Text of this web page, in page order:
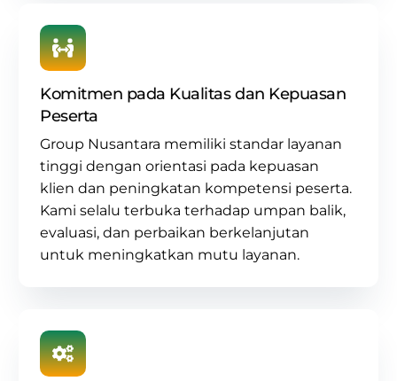
Komitmen pada Kualitas dan Kepuasan
Peserta
Group Nusantara memiliki standar layanan
tinggi dengan orientasi pada kepuasan
klien dan peningkatan kompetensi peserta.
Kami selalu terbuka terhadap umpan balik,
evaluasi, dan perbaikan berkelanjutan
untuk meningkatkan mutu layanan.